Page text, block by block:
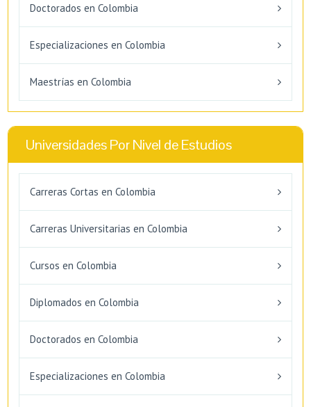
Doctorados en Colombia
Especializaciones en Colombia
Maestrías en Colombia
Universidades Por Nivel de Estudios
Carreras Cortas en Colombia
Carreras Universitarias en Colombia
Cursos en Colombia
Diplomados en Colombia
Doctorados en Colombia
Especializaciones en Colombia